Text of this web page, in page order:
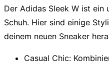
Der Adidas Sleek W ist ein
Schuh. Hier sind einige
deinem neuen Sneaker
Casual Chic: